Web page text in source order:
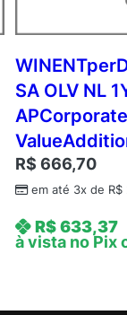
SA OLV NL
R$ 666,70
em até 3x de R$
R$633,37
à vista no Pix